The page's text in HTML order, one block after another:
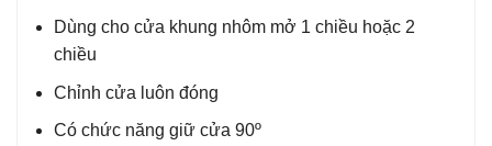
Dùng cho cửa khung nhôm mở 1 chiều hoặc 2
chiều
Chỉnh cửa luôn đóng
Có chức năng giữ cửa 90º